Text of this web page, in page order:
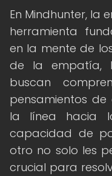
En Mindhunter, la
herramienta
en la mente de
de la empatía,
buscan
pensamientos
la línea hacia
capacidad de
otro no solo les
crucial para